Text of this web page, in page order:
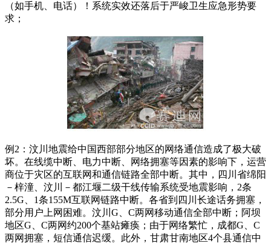
（如手机、电话）！系统实效还落后于严峻卫生应急形势要
求；
例2：汶川地震给中国西部部分地区的网络通信造成了极大破
坏。在线缆中断、电力中断、网络拥塞等因素的影响下，运营
商位于灾区的互联网和通信链路全部中断。其中，四川省绵阳
－梓潼、汶川－都江堰二级干线传输系统受地震影响，2条
2.5G、1条155M互联网链路中断。各省到四川长途话务拥塞，
部分用户上网困难。汶川G、C两网移动通信全部中断；阿坝
地区G、C两网约200个基站瘫痪；由于网络繁忙，成都G、C
两网拥塞，短信通信迟缓。此外，甘肃甘南地区4个县通信中